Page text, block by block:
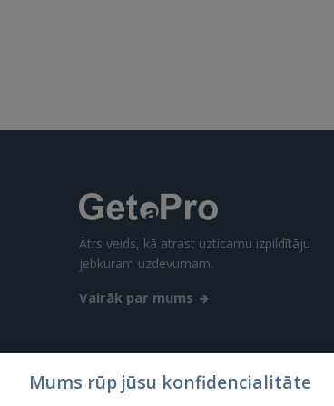
Ātrs veids, kā atrast uzticamu izpildītāju
jebkuram uzdevumam.
Vairāk par mums
Mums rūp jūsu konfidencialitāte